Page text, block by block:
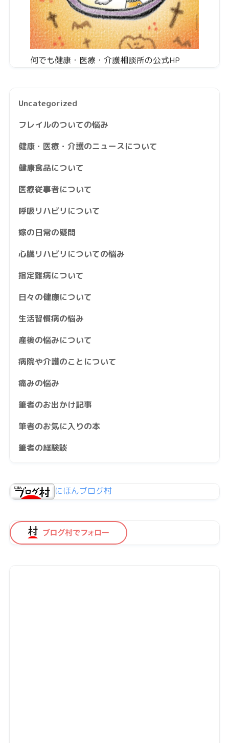
何でも健康・医療・介護相談所の公式HP
Uncategorized
フレイルのついての悩み
健康・医療・介護のニュースについて
健康食品について
医療従事者について
呼吸リハビリについて
嫁の日常の疑問
心臓リハビリについての悩み
指定難病について
日々の健康について
生活習慣病の悩み
産後の悩みについて
病院や介護のことについて
痛みの悩み
筆者のお出かけ記事
筆者のお気に入りの本
筆者の経験談
にほんブログ村